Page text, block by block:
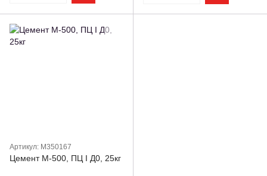
Артикул: M350167
Цемент М-500, ПЦ І Д0, 25кг